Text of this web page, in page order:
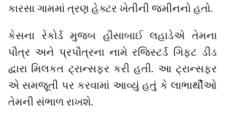
કારસા ગામમાં ત્રણ હેક્ટર ખેતીની જમીનનો હતો.
કેસના રેકોર્ડ મુજબ હૌસાબાઈ લહાડેએ તેમના
પૌત્ર અને પ્રપૌત્રના નામે રજિસ્ટર્ડ ગિફ્ટ ડીડ
દ્વારા મિલકત ટ્રાન્સફર કરી હતી. આ ટ્રાન્સફર
એ સમજૂતી પર કરવામાં આવ્યું હતું કે લાભાર્થીઓ
તેમની સંભાળ રાખશે.